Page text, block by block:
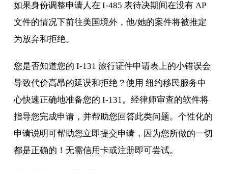
如果身份调整申请人在 I-485 表待决期间在没有 AP
文件的情况下前往美国境外，他/她的案件将被推定
为放弃和拒绝。
您是否知道您的 I-131 旅行证件申请表上的小错误会
导致代价高昂的延误和拒绝？使用 纽约移民服务中
心快速正确地准备您的 I-131。经律师审查的软件将
指导您完成申请，并帮助您回答此类问题。个性化的
申请说明可帮助您立即提交申请，因为您所做的一切
都是正确的！无需信用卡或注册即可尝试。